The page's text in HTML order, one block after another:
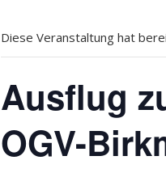
Diese Veranstaltung hat
Ausflug
OGV-